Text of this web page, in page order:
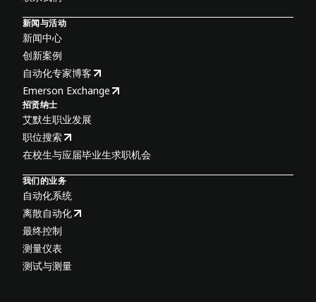
新闻与活动
新闻中心
创新案例
自动化专家博客
Emerson Exchange
招贤纳士
艾默生职业发展
职位搜索
在校生与应届毕业生求职机会
我们的业务
自动化系统
离散自动化
最终控制
测量仪表
测试与测量